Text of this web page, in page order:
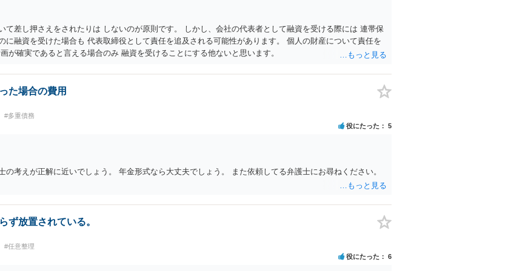
て差し押さえをされたりは しないのが原則です。 しかし、会社の代表者として融資を受ける際には 連帯保
融資を受けた場合も 代表取締役として責任を追及される可能性があります。 個人の財産について責任を
が確実であると言える場合のみ 融資を受けることにする他ないと思います。
た場合の費用
#多重債務
役にたった 5
考えが正解に近いでしょう。 年金形式なら大丈夫でしょう。 また依頼してる弁護士にお尋ねください。
ず放置されている。
#任意整理
役にたった 6